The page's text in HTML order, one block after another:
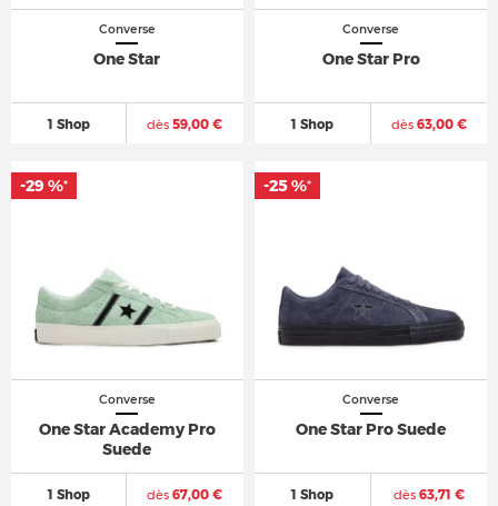
Converse
One Star
1 Shop dès 59,00 €
Converse
One Star Pro
1 Shop dès63,00 €
Converse
One Star Academy Pro
Suede
1 Shop dès 67,00 €
-29 %*
Converse
One Star Pro Suede
1 Shop dès63,71 €
-25 %*